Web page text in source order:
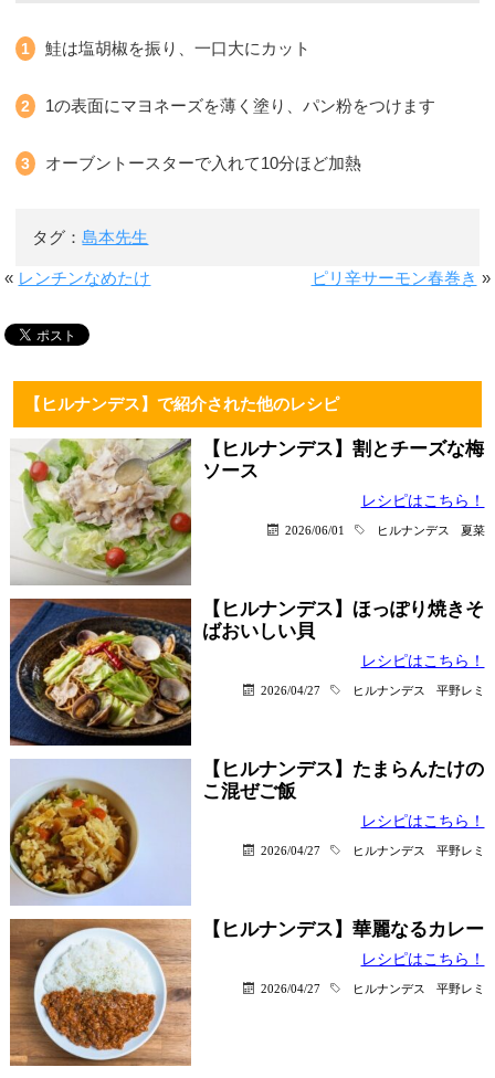
鮭は塩胡椒を振り、一口大にカット
1の表面にマヨネーズを薄く塗り、パン粉をつけます
オーブントースターで入れて10分ほど加熱
タグ：島本先生
« レンチンなめたけ ピリ辛サーモン春巻き »
【ヒルナンデス】で紹介された他のレシピ
【ヒルナンデス】割とチーズな梅
ソース
レシピはこちら！
2026/06/01 ヒルナンデス 夏菜
【ヒルナンデス】ほっぽり焼きそ
ばおいしい貝
レシピはこちら！
2026/04/27 ヒルナンデス 平野レミ
【ヒルナンデス】たまらんたけの
こ混ぜご飯
レシピはこちら！
2026/04/27 ヒルナンデス 平野レミ
【ヒルナンデス】華麗なるカレー
レシピはこちら！
2026/04/27 ヒルナンデス 平野レミ